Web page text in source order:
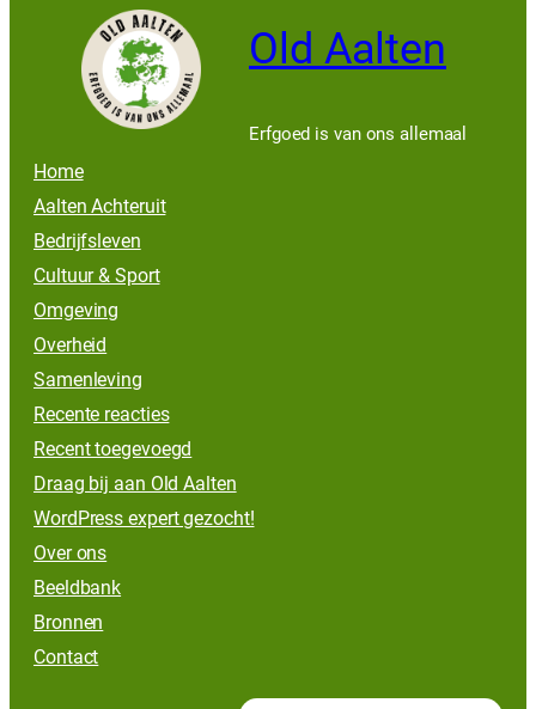
Old Aalten
Erfgoed is van ons allemaal
Home
Aalten Achteruit
Bedrijfsleven
Cultuur & Sport
Omgeving
Overheid
Samenleving
Recente reacties
Recent toegevoegd
Draag bij aan Old Aalten
WordPress expert gezocht!
Over ons
Beeldbank
Bronnen
Contact